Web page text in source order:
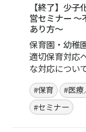
【終了】少
営セミナー ～
あり方～
保育園・幼稚
適切保育対応
な対応につい
#保育
#医
#セミナー